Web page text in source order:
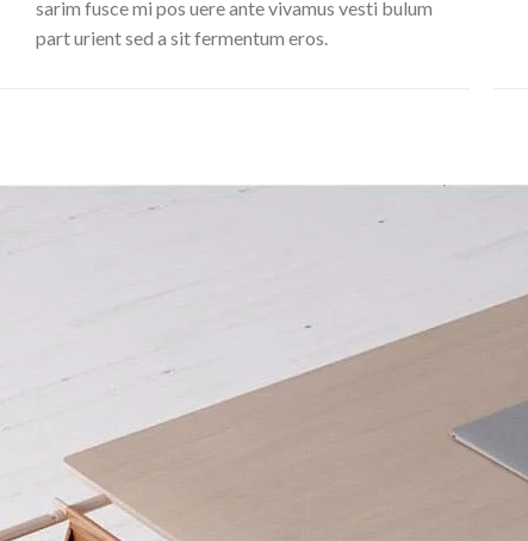
sarim fusce mi pos uere ante vivamus vesti bulum
part urient sed a sit fermentum eros.